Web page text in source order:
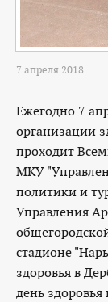
7 апреля 2018
Ежегодно 7
организации
проходит
МКУ
политики и
Управления
стадионе
здоровья в
день